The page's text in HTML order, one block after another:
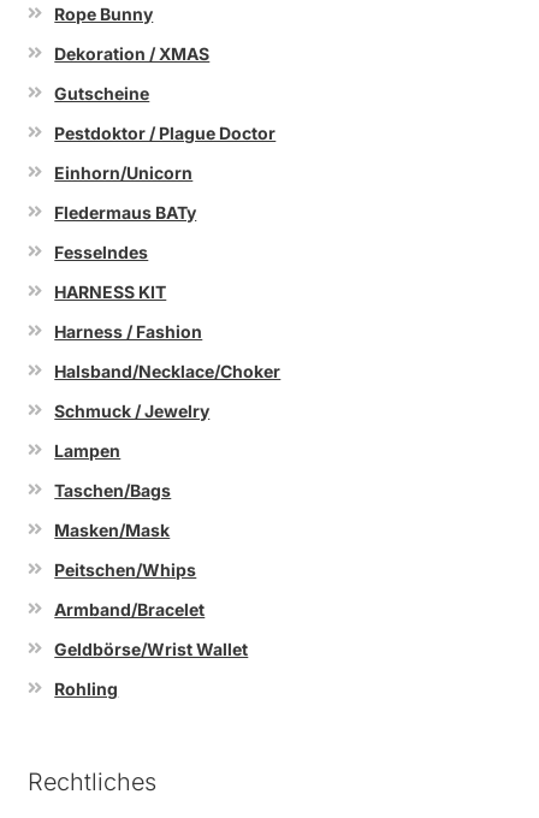
Rope Bunny
Dekoration / XMAS
Gutscheine
Pestdoktor / Plague Doctor
Einhorn/Unicorn
Fledermaus BATy
Fesselndes
HARNESS KIT
Harness / Fashion
Halsband/Necklace/Choker
Schmuck / Jewelry
Lampen
Taschen/Bags
Masken/Mask
Peitschen/Whips
Armband/Bracelet
Geldbörse/Wrist Wallet
Rohling
Rechtliches